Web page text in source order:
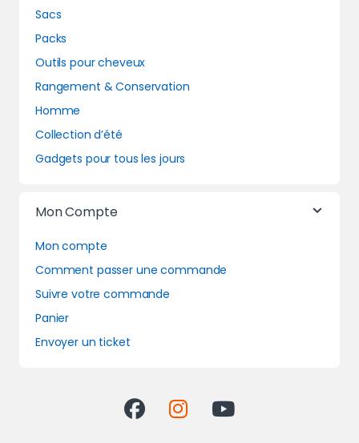
Sacs
Packs
Outils pour cheveux
Rangement & Conservation
Homme
Collection d’été
Gadgets pour tous les jours
Mon Compte
Mon compte
Comment passer une commande
Suivre votre commande
Panier
Envoyer un ticket